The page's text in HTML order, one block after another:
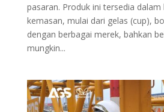
pasaran. Produk ini tersedia
kemasan, mulai dari gelas (cup),
dengan berbagai merek, bahkan
mungkin...